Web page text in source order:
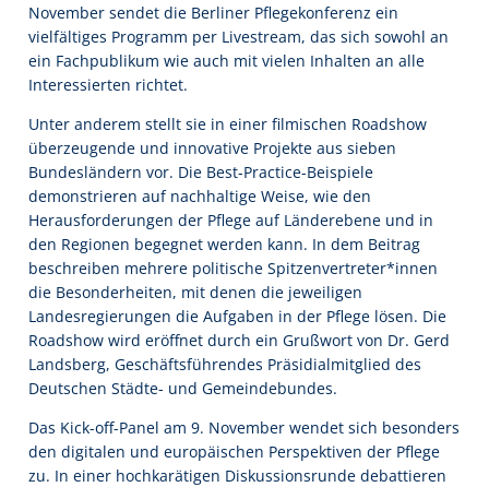
November sendet die Berliner Pflegekonferenz ein
vielfältiges Programm per Livestream, das sich sowohl an
ein Fachpublikum wie auch mit vielen Inhalten an alle
Interessierten richtet.
Unter anderem stellt sie in einer filmischen Roadshow
überzeugende und innovative Projekte aus sieben
Bundesländern vor. Die Best-Practice-Beispiele
demonstrieren auf nachhaltige Weise, wie den
Herausforderungen der Pflege auf Länderebene und in
den Regionen begegnet werden kann. In dem Beitrag
beschreiben mehrere politische Spitzenvertreter*innen
die Besonderheiten, mit denen die jeweiligen
Landesregierungen die Aufgaben in der Pflege lösen. Die
Roadshow wird eröffnet durch ein Grußwort von Dr. Gerd
Landsberg, Geschäftsführendes Präsidialmitglied des
Deutschen Städte- und Gemeindebundes.
Das Kick-off-Panel am 9. November wendet sich besonders
den digitalen und europäischen Perspektiven der Pflege
zu. In einer hochkarätigen Diskussionsrunde debattieren